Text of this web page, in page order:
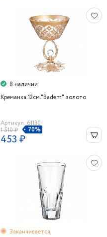
В наличии
Креманка 12см."Badem" золото
Артикул: 61130
1 510 ₽
70%
453 ₽
Заканчивается